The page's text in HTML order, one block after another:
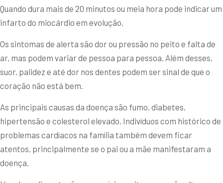
Quando dura mais de 20 minutos ou meia hora pode indicar um
infarto do miocárdio em evolução.
Os sintomas de alerta são dor ou pressão no peito e falta de
ar, mas podem variar de pessoa para pessoa. Além desses,
suor, palidez e até dor nos dentes podem ser sinal de que o
coração não está bem.
As principais causas da doença são fumo, diabetes,
hipertensão e colesterol elevado. Indivíduos com histórico de
problemas cardíacos na família também devem ficar
atentos, principalmente se o pai ou a mãe manifestaram a
doença.